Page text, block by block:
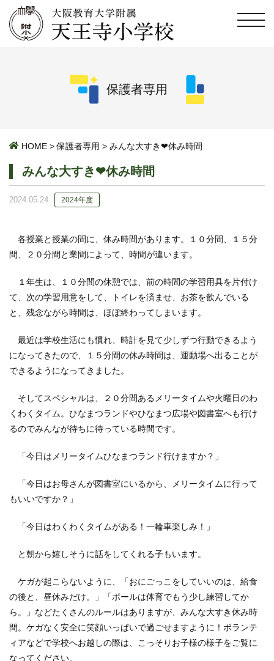
保護者専用
HOME > 保護者専用 > みんな大すき❤休み時間
みんな大すき❤休み時間
2024.05.24 2024年度
各授業と授業の間に、休み時間があります。１０分間、１５分
間、２０分間と業間によって、時間が違います。
１年生は、１０分間の休憩では、前の時間の学習用具を片付け
て、次の学習用意をして、トイレを済ませ、お茶を飲んでいる
と、残念ながら時間は、ほぼ終わってしまいます。
最近は学校生活にも慣れ、時計を見て少しずつ行動できるよう
になってきたので、１５分間の休み時間は、運動場へ出ることが
できるようになってきました。
そしてスペシャルは、２０分間あるメリータイムや火曜日のわ
くわくタイム。ひなまつランドやひなまつ広場や図書室へも行け
るのでみんなが待ちに待っている時間です。
「今日はメリータイムひなまつランド行けますか？」
「今日はお母さんが図書室にいるから、メリータイムに行って
もいいですか？」
「今日はわくわくタイムがある！一輪車楽しみ！」
と朝から嬉しそうに話をしてくれる子もいます。
ケガが起こらないように、「おにごっこをしていいのは、給食
の後と、昼休みだけ。」「ボールは体育でもう少し練習してか
ら。」などたくさんのルールはありますが、みんな大すき休み時
間。ケガなく安全に笑顔いっぱいで過ごせますように！ボランテ
ィアなどで学校へお越しの際は、こっそりお子様の様子をご覧に
なってください。